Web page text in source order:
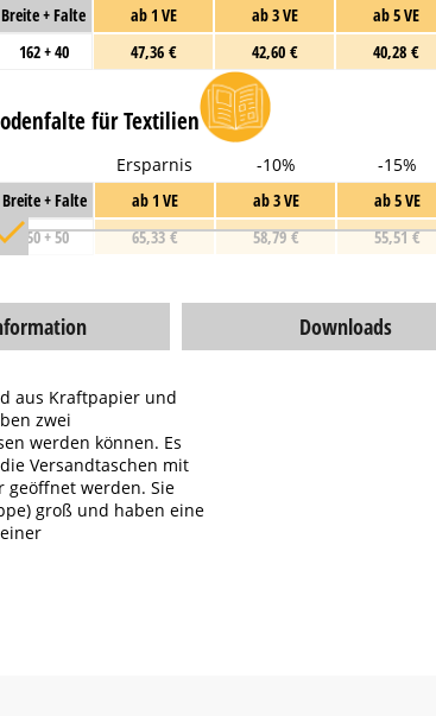
Breite + Falte ab 1 VE ab 3 VE
ab 5 VE
162 + 40 47,36 € 42,60 € 40,28 €
für Textilien
Ersparnis -10%
-15%
Breite + Falte ab 1 VE ab 3 VE
ab 5 VE
250 + 50 65,33 € 58,79 € 55,51 €
Downloads
aus Kraftpapier und
zwei
werden können. Es
Versandtaschen mit
geöffnet werden. Sie
groß und haben eine